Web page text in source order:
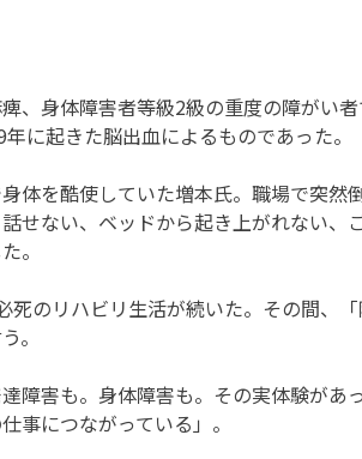
、身体障害者等級2級の重度の障がい
に起きた脳出血によるものであった。
体を酷使していた増本氏。職場で突然
せない、ベッドから起き上がれない、
。
死のリハビリ生活が続いた。その間、
。
達障害も。身体障害も。その実体験があ
事につながっている」。